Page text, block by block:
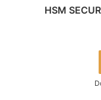
HSM